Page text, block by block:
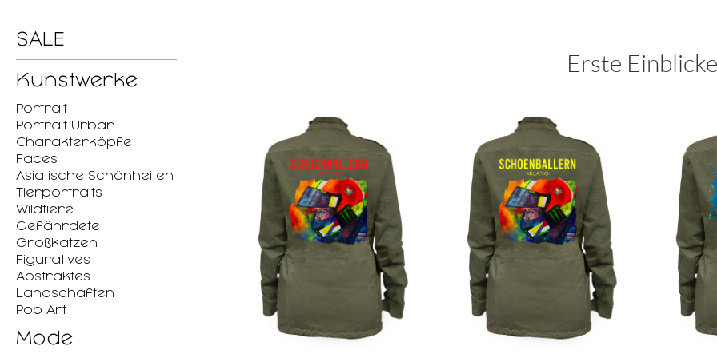
SALE
Kunstwerke
Portrait
Portrait Urban
Charakterköpfe
Faces
Asiatische Schönheiten
Tierportraits
Wildtiere
Gefährdete
Großkatzen
Figuratives
Abstraktes
Landschaften
Pop Art
Mode
Erste Einblicke